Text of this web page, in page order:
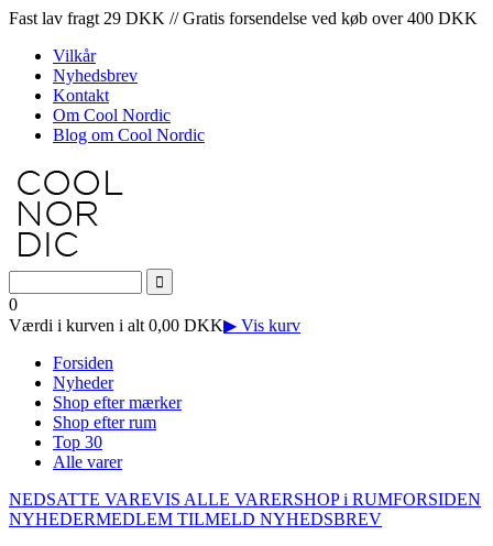
Fast lav fragt 29 DKK // Gratis forsendelse ved køb over 400 DKK
Vilkår
Nyhedsbrev
Kontakt
Om Cool Nordic
Blog om Cool Nordic
0
Værdi i kurven i alt 0,00 DKK▶ Vis kurv
Forsiden
Nyheder
Shop efter mærker
Shop efter rum
Top 30
Alle varer
NEDSATTE VAREVIS ALLE VARERSHOP i RUMFORSIDEN
NYHEDERMEDLEM TILMELD NYHEDSBREV